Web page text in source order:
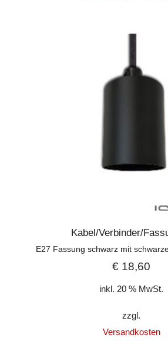
Kabel/Verbinder/
E27 Fassung schwarz mit
€ 18,60
inkl. 20 % MwSt.
zzgl.
Versandkosten